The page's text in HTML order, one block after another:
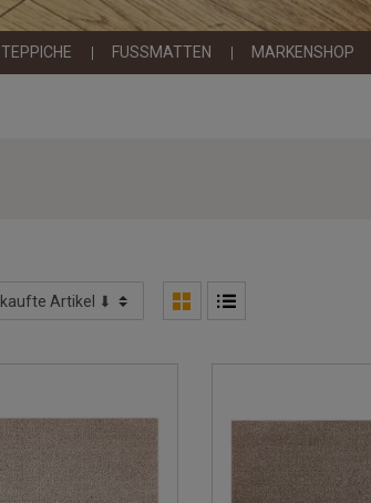
TEPPICHE FUSSMATTEN MARKENSHOP